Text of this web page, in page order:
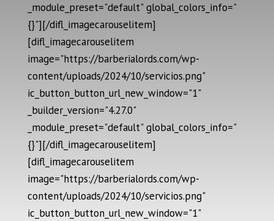
_module_preset="default" global_colors_info="
{}"][/difl_imagecarouselitem]
[difl_imagecarouselitem
image="https://barberialords.com/wp-
content/uploads/2024/10/servicios.png"
ic_button_button_url_new_window="1"
_builder_version="4.27.0"
_module_preset="default" global_colors_info="
{}"][/difl_imagecarouselitem]
[difl_imagecarouselitem
image="https://barberialords.com/wp-
content/uploads/2024/10/servicios.png"
ic_button_button_url_new_window="1"